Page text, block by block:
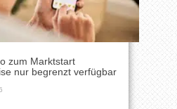
zum Marktstart
nur begrenzt verfügbar